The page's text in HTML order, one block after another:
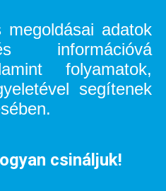
adatok
információvá
folyamatok,
segítenek
csináljuk!